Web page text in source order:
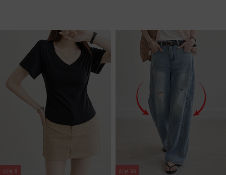
리뷰 5 리뷰 35